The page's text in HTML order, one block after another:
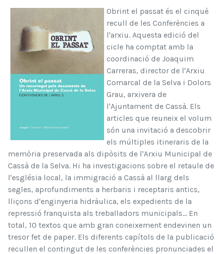
Obrint el passat és el cinquè
recull de les Conferències a
l'arxiu. Aquesta edició del
cicle ha comptat amb la
coordinació de Joaquim
Carreras, director de l'Arxiu
Comarcal de la Selva i Dolors
Grau, arxivera de
l'Ajuntament de Cassà. Els
articles que reuneix el volum
són una invitació a descobrir
els múltiples itineraris de la
memòria preservada als dipòsits de l'Arxiu Municipal de
Cassà de la Selva. Hi ha investigacions sobre el retaule de
l'església local, la immigració a Cassà al llarg dels
segles, aprofundiments a herbaris i receptaris antics,
lliçons d'enginyeria hidràulica, els expedients de la
repressió franquista als treballadors municipals... En
total, 10 textos que amb gran coneixement endevinen un
tresor fet de paper. Els diferents capítols de la publicació
recullen el contingut de les conferències pronunciades el